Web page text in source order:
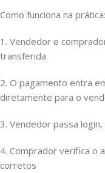
Como funciona na prática:
1. Vendedor e
transferida
2. O pagamento entra
diretamente para o
3. Vendedor passa
4. Comprador verifica o
corretos